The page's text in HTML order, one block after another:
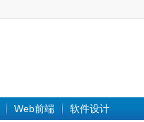
Web前端 软件设计